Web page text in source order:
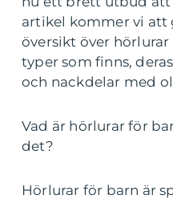
artikel kommer vi att
översikt över
typer som finns,
och nackdelar med
Vad är hörlurar för
det?
Hörlurar för barn är